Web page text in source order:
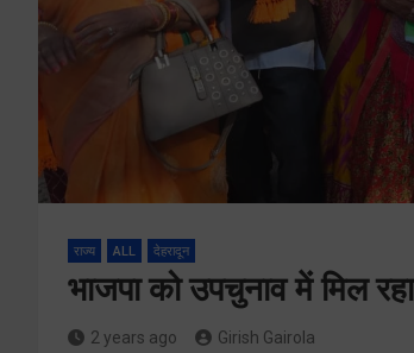
राज्य ALL देहरादून
भाजपा को उपचुनाव में मिल
2 years ago Girish Gairola